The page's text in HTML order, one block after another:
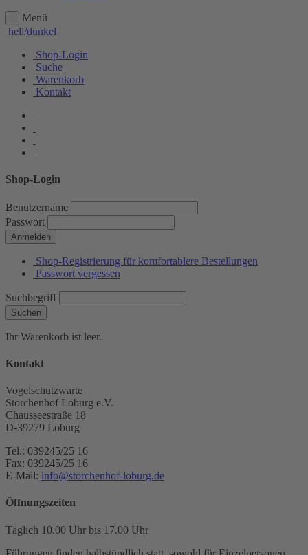
Menü
hell/dunkel
Shop-Login
Suche
Warenkorb
Kontakt
Shop-Login
Benutzername
Passwort
Anmelden
Shop-Registrierung für komfortablere Bestellungen
Passwort vergessen
Suchbegriff
Suchen
Ihr Warenkorb ist leer.
Kontakt
Vogelschutzwarte
Storchenhof Loburg e.V.
Chausseestraße 18
D-39279 Loburg
Tel.: 039245/25 16
Fax: 039245/25 16
E-Mail: info@storchenhof-loburg.de
Öffnungszeiten
Täglich 10.00 Uhr bis 17.00 Uhr